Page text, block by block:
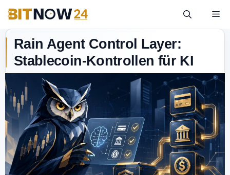
Rain Agent Control Layer:
Stablecoin-Kontrollen für KI